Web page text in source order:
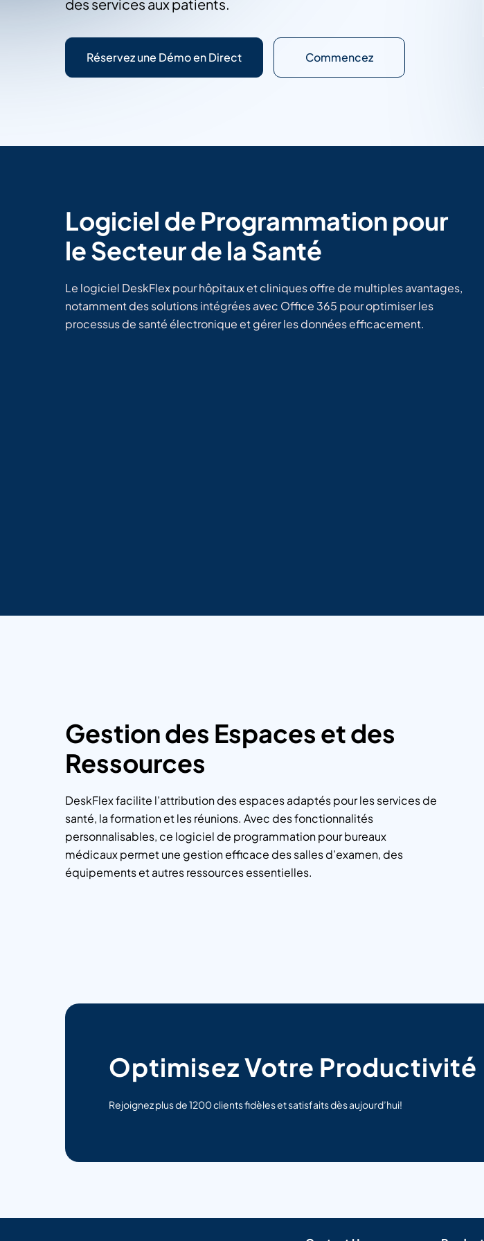
des services aux patients.
Réservez une Démo en Direct Commencez
Logiciel de Programmation pour
le Secteur de la Santé
Le logiciel DeskFlex pour hôpitaux et cliniques offre de multiples avantages,
notamment des solutions intégrées avec Office 365 pour optimiser les
processus de santé électronique et gérer les données efficacement.
Gestion des Espaces et des
Ressources
DeskFlex facilite l’attribution des espaces adaptés pour les services de
santé, la formation et les réunions. Avec des fonctionnalités
personnalisables, ce logiciel de programmation pour bureaux
médicaux permet une gestion efficace des salles d’examen, des
équipements et autres ressources essentielles.
Optimisez Votre Productivité
Rejoignez plus de 1200 clients fidèles et satisfaits dès aujourd’hui!